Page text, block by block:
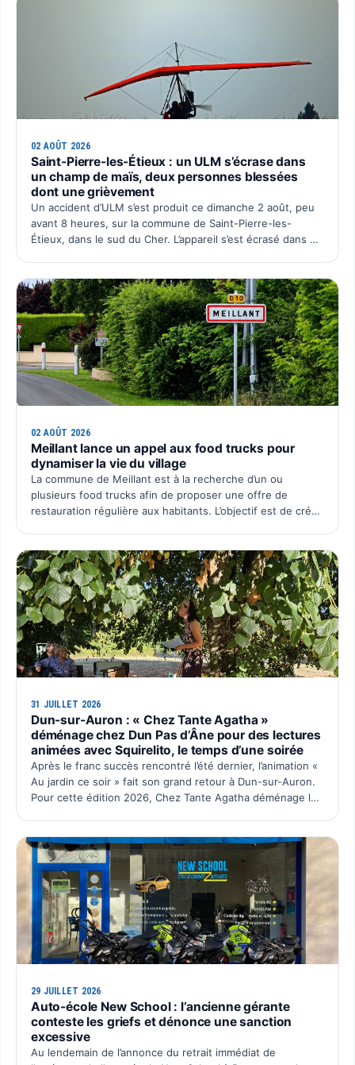
02 AOÛT 2026
Saint-Pierre-les-Étieux : un ULM s’écrase dans
un champ de maïs, deux personnes blessées
dont une grièvement
Un accident d’ULM s’est produit ce dimanche 2 août, peu
avant 8 heures, sur la commune de Saint-Pierre-les-
Étieux, dans le sud du Cher. L’appareil s’est écrasé dans un
02 AOÛT 2026
Meillant lance un appel aux food trucks pour
dynamiser la vie du village
La commune de Meillant est à la recherche d’un ou
plusieurs food trucks afin de proposer une offre de
restauration régulière aux habitants. L’objectif est de créer
31 JUILLET 2026
Dun-sur-Auron : « Chez Tante Agatha »
déménage chez Dun Pas d’Âne pour des lectures
animées avec Squirelito, le temps d’une soirée
Après le franc succès rencontré l’été dernier, l’animation «
Au jardin ce soir » fait son grand retour à Dun-sur-Auron.
Pour cette édition 2026, Chez Tante Agatha déménage le
29 JUILLET 2026
Auto-école New School : l’ancienne gérante
conteste les griefs et dénonce une sanction
excessive
Au lendemain de l’annonce du retrait immédiat de